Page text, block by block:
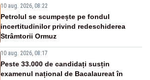
10 aug. 2026, 08:22
Petrolul se scumpește pe fondul
incertitudinilor privind redeschiderea
Strâmtorii Ormuz
10 aug. 2026, 08:17
Peste 33.000 de candidați susțin
examenul național de Bacalaureat în